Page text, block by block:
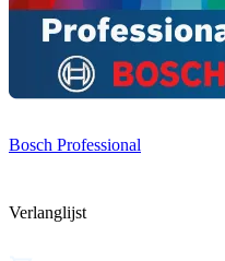
Bosch Professional
Verlanglijst